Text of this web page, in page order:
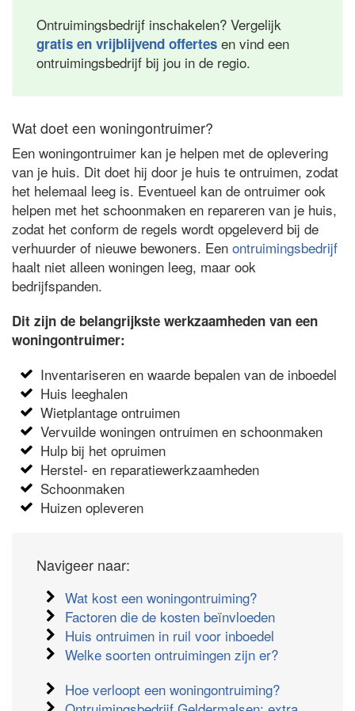
Ontruimingsbedrijf inschakelen? Vergelijk
gratis en vrijblijvend offertes en vind een
ontruimingsbedrijf bij jou in de regio.
Wat doet een woningontruimer?
Een woningontruimer kan je helpen met de oplevering
van je huis. Dit doet hij door je huis te ontruimen, zodat
het helemaal leeg is. Eventueel kan de ontruimer ook
helpen met het schoonmaken en repareren van je huis,
zodat het conform de regels wordt opgeleverd bij de
verhuurder of nieuwe bewoners. Een ontruimingsbedrijf
haalt niet alleen woningen leeg, maar ook
bedrijfspanden.
Dit zijn de belangrijkste werkzaamheden van een
woningontruimer:
Inventariseren en waarde bepalen van de inboedel
Huis leeghalen
Wietplantage ontruimen
Vervuilde woningen ontruimen en schoonmaken
Hulp bij het opruimen
Herstel- en reparatiewerkzaamheden
Schoonmaken
Huizen opleveren
Navigeer naar:
Wat kost een woningontruiming?
Factoren die de kosten beïnvloeden
Huis ontruimen in ruil voor inboedel
Welke soorten ontruimingen zijn er?
Hoe verloopt een woningontruiming?